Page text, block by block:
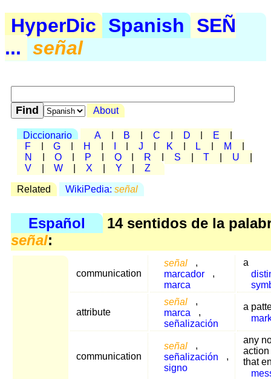
HyperDic Spanish
SEÑ
... señal
About
Diccionario A B C D E
F
G H J K L M
N
O P Q R S T U
V
W X Y Z
Related WikiPedia: señal
Español
14 sentidos de la
señal:
communication
señal
,
marcador
,
marca
a
attribute
señal
,
marca
,
señalización
a
communication
señal
,
señalización
,
signo
any
action
that